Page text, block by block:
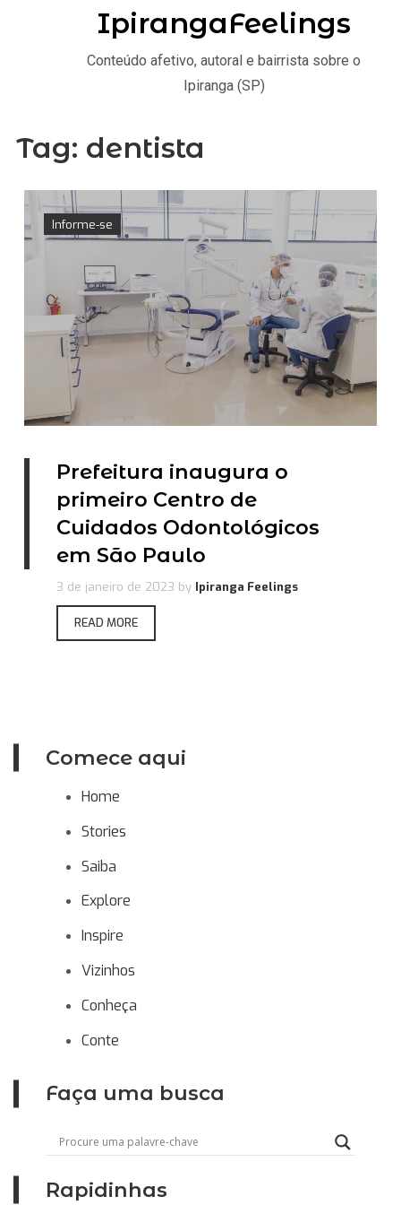
Comece aqui
Home
Stories
Saiba
Explore
Inspire
Vizinhos
Conheça
Conte
Faça uma busca
Rapidinhas
Tag: dentista
Informe-se
Prefeitura inaugura o
primeiro Centro de
Cuidados Odontológicos
em São Paulo
3 de janeiro de 2023 by Ipiranga Feelings
READ MORE
IpirangaFeelings
Conteúdo afetivo, autoral e bairrista sobre o
Ipiranga (SP)